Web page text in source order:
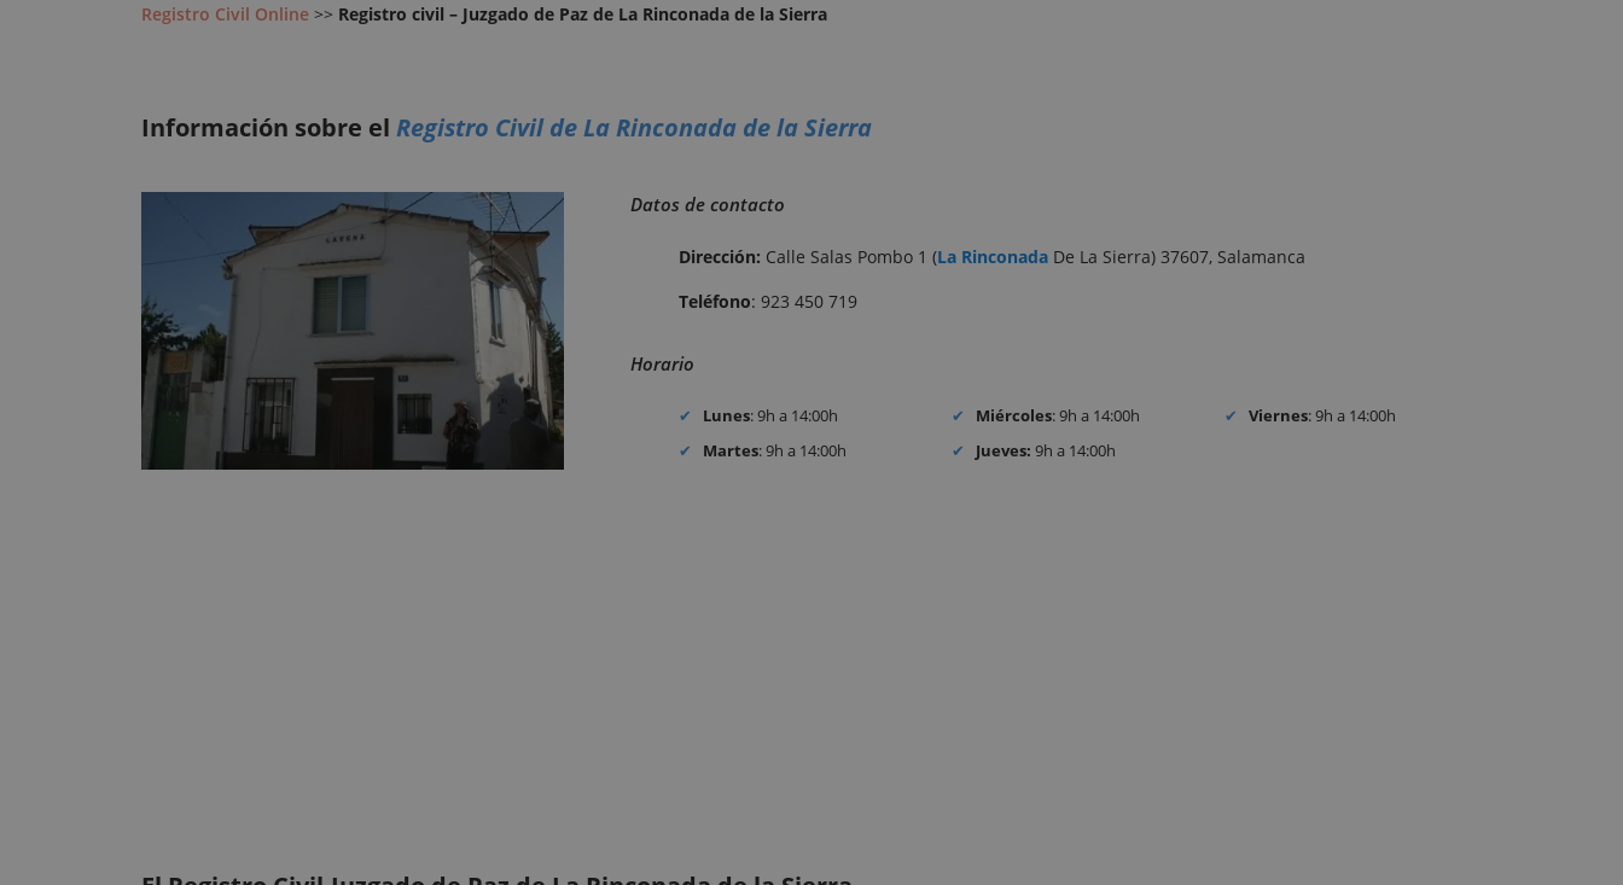
Registro Civil Online >> Registro civil – Juzgado de Paz de La Rinconada de la Sierra
Información sobre el Registro Civil de La Rinconada de la Sierra
Datos de contacto
Dirección: Calle Salas Pombo 1 (La Rinconada De La Sierra) 37607, Salamanca
Teléfono: 923 450 719
Horario
Lunes: 9h a 14:00h
Martes: 9h a 14:00h
Miércoles: 9h a 14:00h
Jueves: 9h a 14:00h
Viernes: 9h a 14:00h